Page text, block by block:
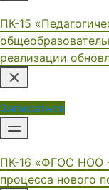
ПК-15
реализации
Записаться
ПК-16 «ФГОС НОО -
процесса нового